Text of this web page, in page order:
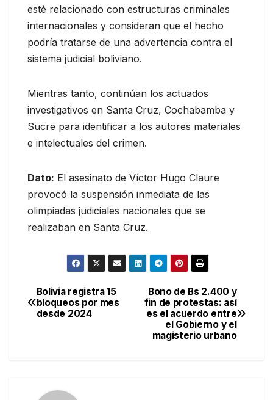
esté relacionado con estructuras criminales
internacionales y consideran que el hecho
podría tratarse de una advertencia contra el
sistema judicial boliviano.
Mientras tanto, continúan los actuados
investigativos en Santa Cruz, Cochabamba y
Sucre para identificar a los autores materiales
e intelectuales del crimen.
Dato: El asesinato de Víctor Hugo Claure
provocó la suspensión inmediata de las
olimpiadas judiciales nacionales que se
realizaban en Santa Cruz.
Navegación
de
Bono de Bs 2.400 y
fin de protestas: así
es el acuerdo entre
el Gobierno y el
magisterio urbano
Bolivia registra 15
bloqueos por mes
desde 2024